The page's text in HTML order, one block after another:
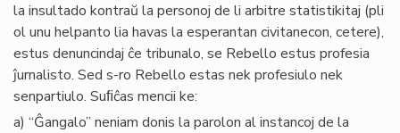
la insultado kontraŭ la personoj de li arbitre statistikitaj (pli
ol unu helpanto lia havas la esperantan civitanecon, cetere),
estus denuncindaj ĉe tribunalo, se Rebello estus profesia
ĵurnalisto. Sed s-ro Rebello estas nek profesiulo nek
senpartiulo. Suﬁĉas mencii ke:
a) “Ĝangalo” neniam donis la parolon al instancoj de la